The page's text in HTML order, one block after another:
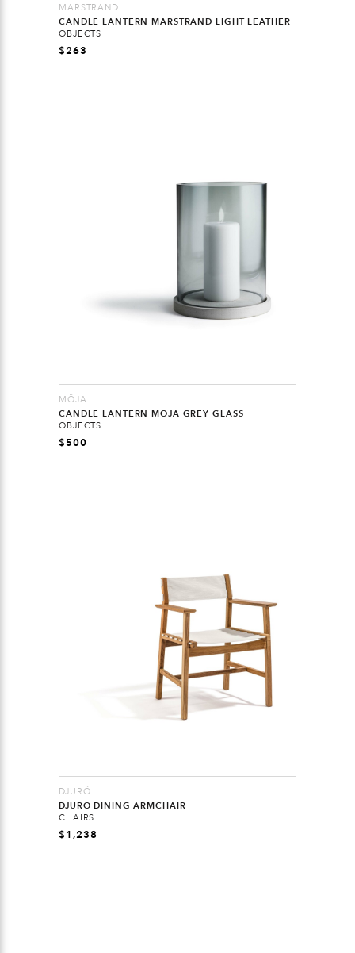
MARSTRAND
CANDLE LANTERN MARSTRAND LIGHT LEATHER
OBJECTS
$263
MÖJA
CANDLE LANTERN MÖJA GREY GLASS
OBJECTS
$500
DJURÖ
DJURÖ DINING ARMCHAIR
CHAIRS
$1,238